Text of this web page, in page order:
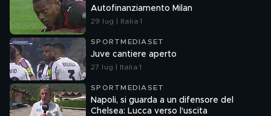
Autofinanziamento Milan
29 lug | Italia 1
SPORTMEDIASET
Juve cantiere aperto
27 lug | Italia 1
SPORTMEDIASET
Napoli, si guarda a un difensore del
Chelsea: Lucca verso l'uscita